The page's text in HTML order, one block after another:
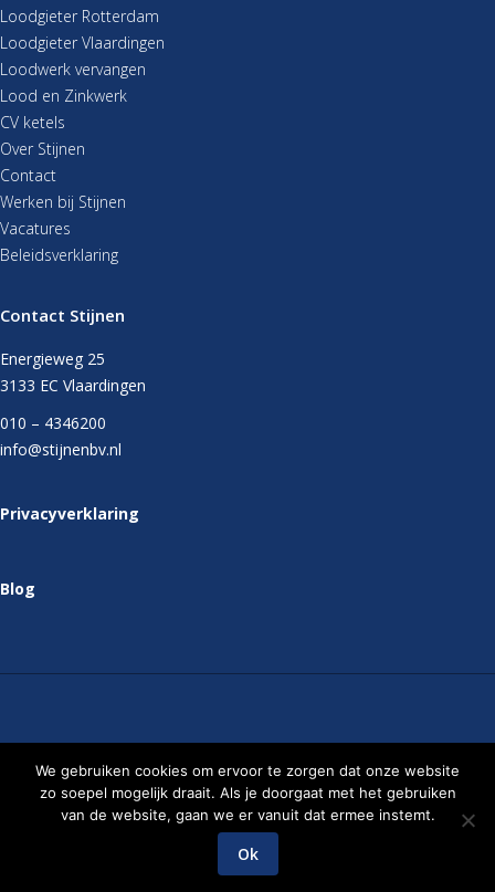
Loodgieter Rotterdam
Loodgieter Vlaardingen
Loodwerk vervangen
Lood en Zinkwerk
CV ketels
Over Stijnen
Contact
Werken bij Stijnen
Vacatures
Beleidsverklaring
Contact Stijnen
Energieweg 25
3133 EC Vlaardingen
010 – 4346200
info@stijnenbv.nl
Privacyverklaring
Blog
InstallatietechniekB.V.
Website ontwikkeld door Milk & Media
We gebruiken cookies om ervoor te zorgen dat onze website
zo soepel mogelijk draait. Als je doorgaat met het gebruiken
van de website, gaan we er vanuit dat ermee instemt.
Ok